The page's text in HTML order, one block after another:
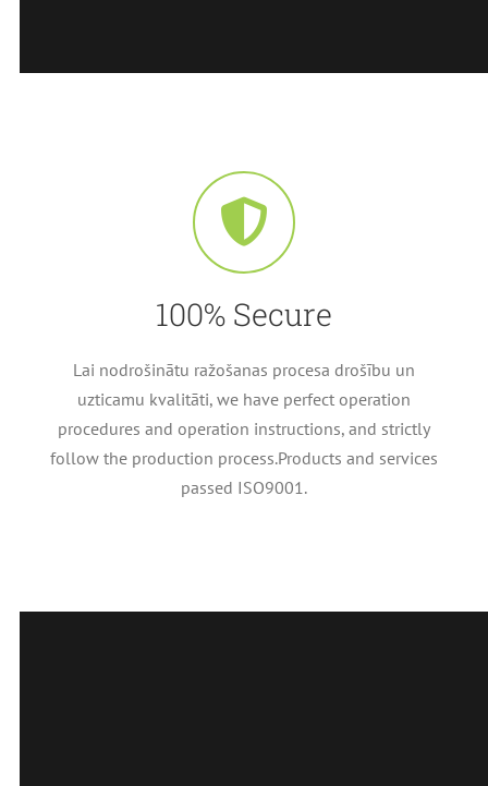
100% Secure
Lai nodrošinātu ražošanas procesa drošību un
uzticamu kvalitāti, we have perfect operation
procedures and operation instructions, and strictly
follow the production process.Products and services
passed ISO9001.